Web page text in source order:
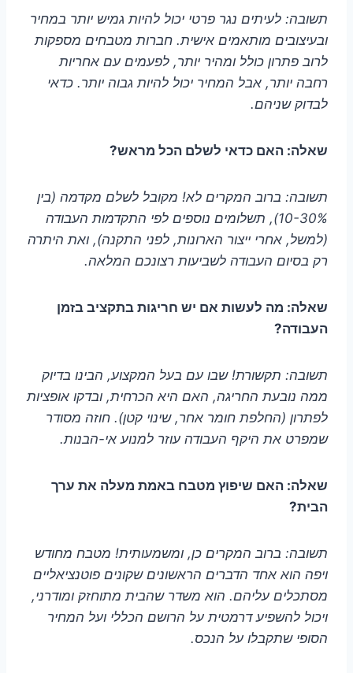
תשובה: לעיתים נגר פרטי יכול להיות גמיש יותר במחיר
ובעיצובים מותאמים אישית. חברות מטבחים מספקות
לרוב פתרון כולל ומהיר יותר, לפעמים עם אחריות
רחבה יותר, אבל המחיר יכול להיות גבוה יותר. כדאי
לבדוק שניהם.
שאלה: האם כדאי לשלם הכל מראש?
תשובה: ברוב המקרים לא! מקובל לשלם מקדמה (בין
10-30%), תשלומים נוספים לפי התקדמות העבודה
(למשל, אחרי ייצור הארונות, לפני התקנה), ואת היתרה
רק בסיום העבודה לשביעות רצונכם המלאה.
שאלה: מה לעשות אם יש חריגות בתקציב בזמן
העבודה?
תשובה: תקשורת! שבו עם בעל המקצוע, הבינו בדיוק
ממה נובעת החריגה, האם היא הכרחית, ובדקו אופציות
לפתרון (החלפת חומר אחר, שינוי קטן). חוזה מסודר
שמפרט את היקף העבודה עוזר למנוע אי-הבנות.
שאלה: האם שיפוץ מטבח באמת מעלה את ערך
הבית?
תשובה: ברוב המקרים כן, ומשמעותית! מטבח מחודש
ויפה הוא אחד הדברים הראשונים שקונים פוטנציאליים
מסתכלים עליהם. הוא משדר שהבית מתוחזק ומודרני,
ויכול להשפיע דרמטית על הרושם הכללי ועל המחיר
הסופי שתקבלו על הנכס.